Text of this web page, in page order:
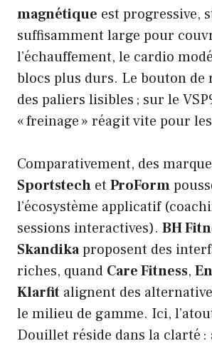
magnétique est progressive,
suffisamment large pour
l’échauffement, le cardio
blocs plus durs. Le bouton de
des paliers lisibles ; sur le
« freinage » réagit vite pour
Comparativement, des
Sportstech et ProForm
l’écosystème applicatif
sessions interactives). BH
Skandikaproposent des
riches, quand Care Fitness,
Klarfit alignent des
le milieu de gamme. Ici,
Douillet réside dans la clarté :